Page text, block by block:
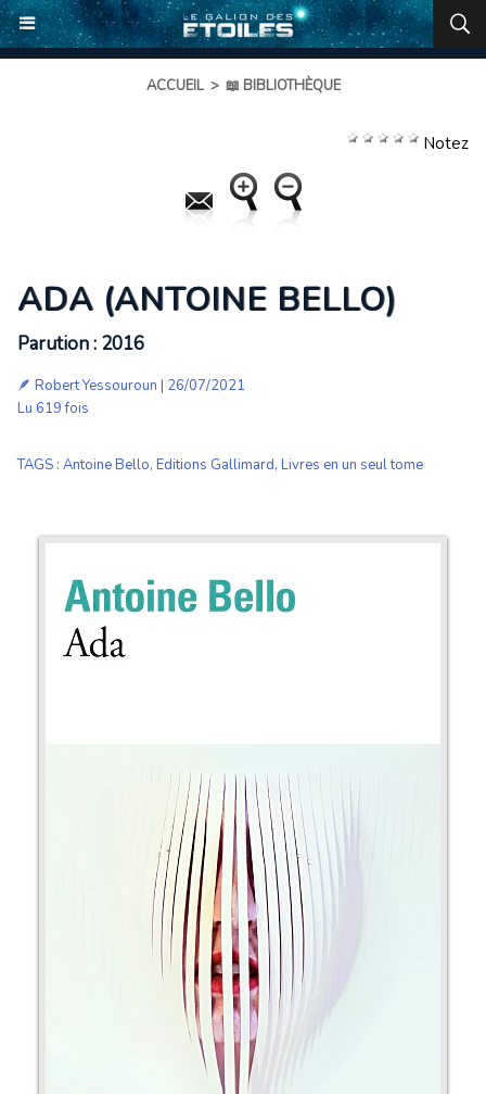
ACCUEIL > 📖 BIBLIOTHÈQUE
Notez
ADA (ANTOINE BELLO)
Parution : 2016
🪶 Robert Yessouroun | 26/07/2021
Lu 619 fois
TAGS : Antoine Bello, Editions Gallimard, Livres en un seul tome